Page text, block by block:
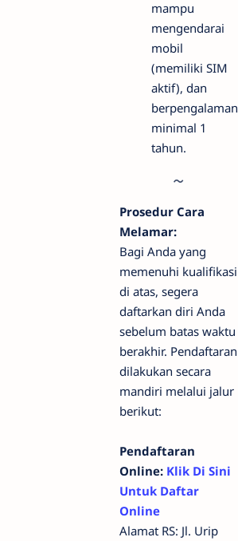
mampu
mengendarai
mobil
(memiliki SIM
aktif), dan
berpengalaman
minimal 1
tahun.
Prosedur Cara
Melamar:
Bagi Anda yang
memenuhi kualifikasi
di atas, segera
daftarkan diri Anda
sebelum batas waktu
berakhir. Pendaftaran
dilakukan secara
mandiri melalui jalur
berikut:
Pendaftaran
Online: Klik Di Sini
Untuk Daftar
Online
Alamat RS: Jl. Urip